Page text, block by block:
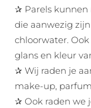
✰ Parels kunnen
die aanwezig
chloorwater.
glans en kleur
✰ Wij raden je
make-up,
✰ Ook raden we